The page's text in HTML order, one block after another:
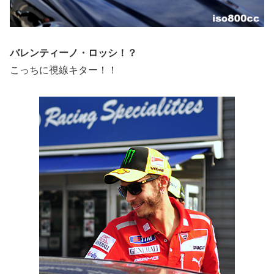
バレンティーノ・ロッシ！？
こっちに視線キター！！